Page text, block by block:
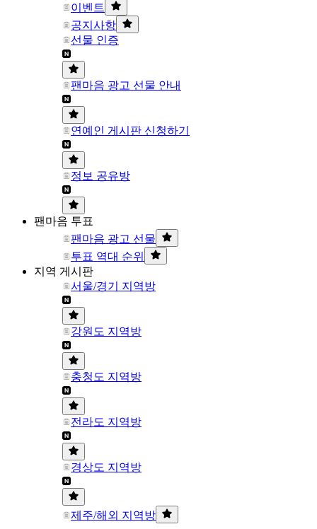
이벤트
공지사항
선물 인증
팬마음 광고 선물 안내
연예인 게시판 신청하기
정보 공유방
팬마음 투표
팬마음 광고 선물
투표 역대 순위
지역 게시판
서울/경기 지역방
강원도 지역방
충청도 지역방
전라도 지역방
경상도 지역방
제주/해외 지역방